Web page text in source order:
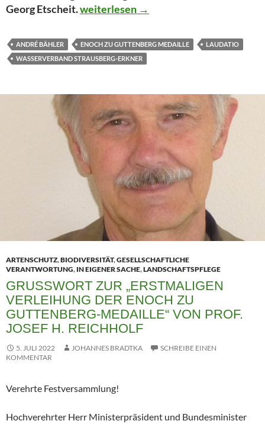
Georg Etscheit.Rede zur Verleihung der Enoch zu
weiterlesen →
ANDRÉ BÄHLER ENOCH ZU GUTTENBERG MEDAILLE
LAUDATIO
WASSERVERBAND STRAUSBERG-ERKNER
ARTENSCHUTZ,BIODIVERSITÄT,GESELLSCHAFTLICHE
VERANTWORTUNG, IN EIGENER SACHE,LANDSCHAFTSPFLEGE
GRUSSWORT ZUR „ERSTMALIGEN V
ERLEIHUNG DER ENOCH ZU G
UTTENBERG-MEDAILLE“ VON PROF. J
OSEF H. REICHHOLF
5. JULI 2022 JOHANNES BRADTKA
SCHREIBE EINEN
KOMMENTAR
Verehrte Festversammlung!
Hochverehrter Herr Ministerpräsident und Bundesminister